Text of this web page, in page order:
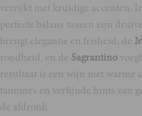
verrijkt met kruidige accenten.
perfecte balans tussen zijn
brengt elegantie en frisheid, de
rondheid, en de Sagrantino
resultaat is een wijn met warme
tannines en verfijnde hints van
de afdronk.